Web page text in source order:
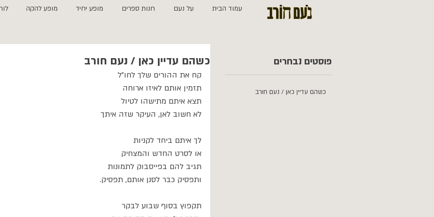
עמוד הבית על נעם חנות ספרים מופע יחיד מופע להקה
כשהם עדיין כאן / נעם חורב
קח את ההורים שלך לחו״ל
תזמין אותם לאיזו ארוחה
תצא איתם מתישהו לטיול
לא חשוב לאן, העיקר שזה איתך
לך איתם ביחד לקניות
או לסרט החדש והמצחיק
תגיב להם בפייסבוק לתמונות
ותפסיק כבר לסנן אותם, תפסיק.
תקפוץ בסוף שבוע לבקר
פוסטים נבחרים
כשהם עדיין כאן / נעם חורב